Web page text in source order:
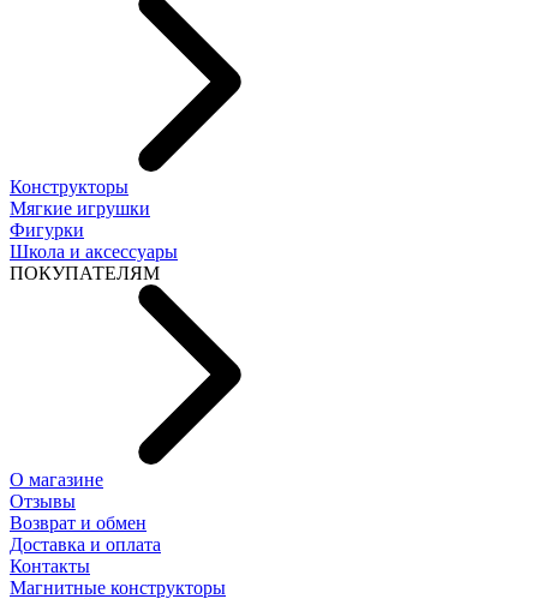
Конструкторы
Мягкие игрушки
Фигурки
Школа и аксессуары
ПОКУПАТЕЛЯМ
О магазине
Отзывы
Возврат и обмен
Доставка и оплата
Контакты
Магнитные конструкторы